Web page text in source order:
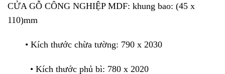
CỬA GỖ CÔNG NGHIỆP MDF: khung bao: (45 x
110)mm
• Kích thước chừa tường: 790 x 2030
• Kích thước phủ bì: 780 x 2020